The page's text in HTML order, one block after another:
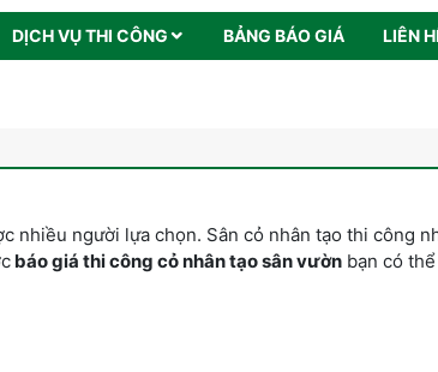
DỊCH VỤ THI CÔNG BẢNG BÁO GIÁ LIÊN
nhiều người lựa chọn. Sân cỏ nhân tạo thi công
báo giá thi công cỏ nhân tạo sân vườn bạn có